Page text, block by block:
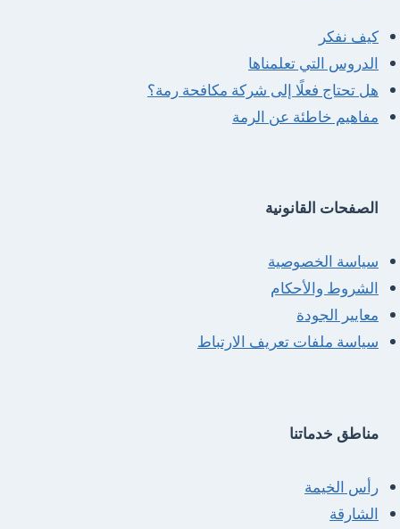
كيف نفكر
الدروس التي تعلمناها
هل تحتاج فعلًا إلى شركة مكافحة رمة؟
مفاهيم خاطئة عن الرمة
الصفحات القانونية
سياسة الخصوصية
الشروط والأحكام
معايير الجودة
سياسة ملفات تعريف الارتباط
مناطق خدماتنا
رأس الخيمة
الشارقة